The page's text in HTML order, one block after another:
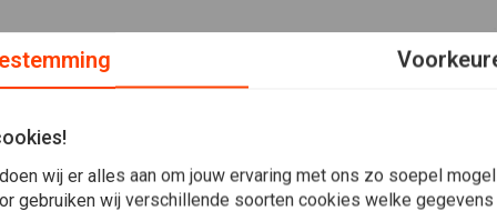
met boutbevestiging, het werkt in combinatie
zijn vereist. Gemaakt van met de hand gelegd,
recht en licht is. Voor extra stevigheid is een extra
wij er alles aan om jouw ervaring met ons zo soepel
gebruiken wij verschillende soorten cookies welke